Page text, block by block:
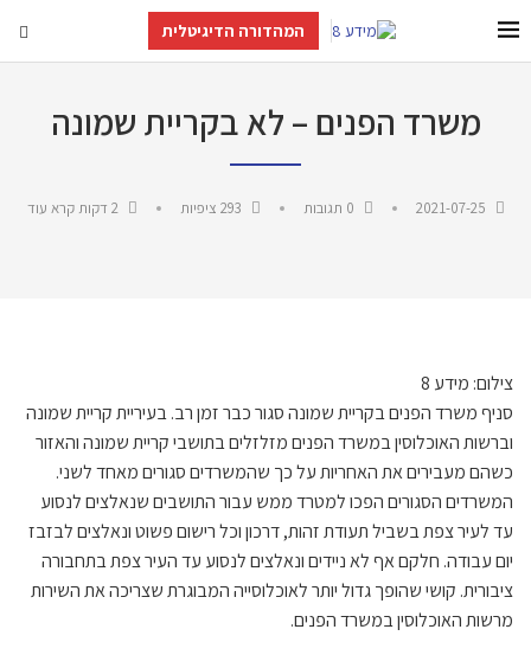
המהדורה הדיגיטלית
משרד הפנים – לא בקריית שמונה
2021-07-25
293 ציפיות 2 דקות קרא עוד
צילום: מידע 8
סניף משרד הפנים בקריית שמונה סגור כבר זמן רב. בעיריית קריית שמונה
וברשות האוכלוסין במשרד הפנים מזלזלים בתושבי קריית שמונה והאזור
כשהם מעבירים את האחריות על כך שהמשרדים סגורים מאחד לשני.
המשרדים הסגורים הפכו למטרד ממש עבור התושבים שנאלצים לנסוע
עד לעיר צפת בשביל תעודת זהות, דרכון וכל רישום פשוט ונאלצים לבזבז
יום עבודה. חלקם אף לא ניידים ונאלצים לנסוע עד העיר צפת בתחבורה
ציבורית. קושי שהופך גדול יותר לאוכלוסייה המבוגרת שצריכה את השירות
מרשות האוכלוסין במשרד הפנים.